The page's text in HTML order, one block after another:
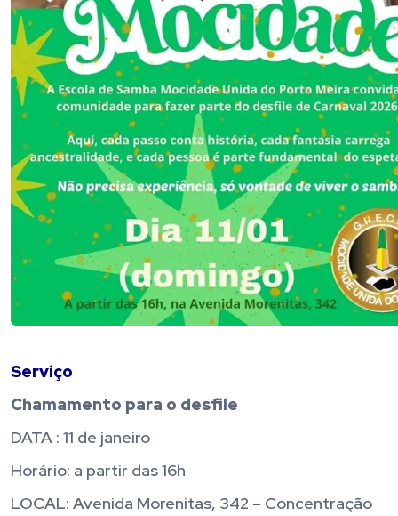
Serviço
Chamamento para o desfile
DATA : 11 de janeiro
Horário: a partir das 16h
LOCAL: Avenida Morenitas, 342 – Concentração